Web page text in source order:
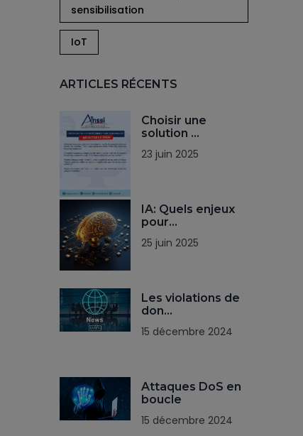
sensibilisation
IoT
ARTICLES RÉCENTS
Choisir une
solution …
23 juin 2025
IA: Quels enjeux
pour…
25 juin 2025
Les violations de
don…
15 décembre 2024
Attaques DoS en
boucle
15 décembre 2024